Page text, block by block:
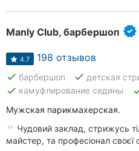
Manly Club, барбершоп
4.7 198 отзывов
done барбершоп done детская
done камуфлирование седины
Мужская парикмахерская.
Чудовий заклад, стрижусь
майстер, та професіонал своєї